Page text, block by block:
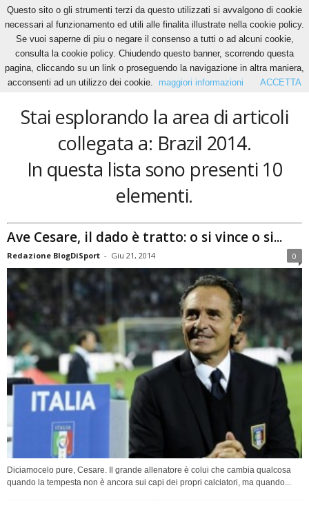
Home Tags Brazil 2014
Brazil 2014
Stai esplorando la area di articoli
collegata a: Brazil 2014.
In questa lista sono presenti 10
elementi.
Ave Cesare, il dado è tratto: o si vince o si...
Redazione BlogDiSport - Giu 21, 2014 0
Diciamocelo pure, Cesare. Il grande allenatore è colui che cambia qualcosa
quando la tempesta non è ancora sui capi dei propri calciatori, ma quando...
Questo sito o gli strumenti terzi da questo utilizzati si avvalgono di cookie
necessari al funzionamento ed utili alle finalita illustrate nella cookie policy.
Se vuoi saperne di piu o negare il consenso a tutti o ad alcuni cookie,
consulta la cookie policy. Chiudendo questo banner, scorrendo questa
pagina, cliccando su un link o proseguendo la navigazione in altra maniera,
acconsenti ad un utilizzo dei cookie.
maggiori informazioni ACCETTA